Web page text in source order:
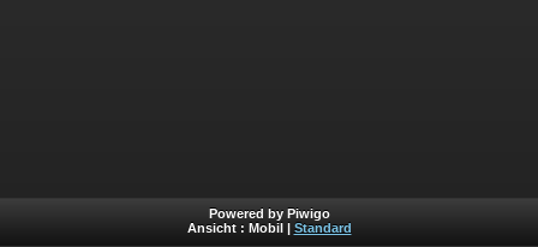
Powered by Piwigo
Ansicht : Mobil Standard